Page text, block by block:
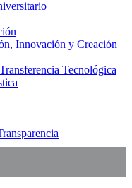
Innovación y Creación
Tecnológica